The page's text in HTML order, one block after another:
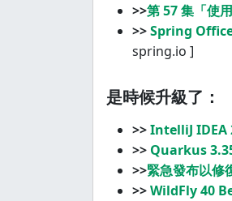
>>第 57 集「使
>>Spring
spring.io ]
是時候升級了：
>>IntelliJ IDEA
>> Quarkus
>>緊急發布以修
>>WildFly 40